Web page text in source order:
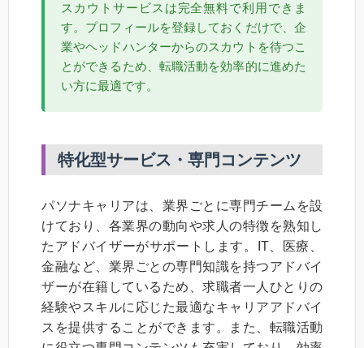
スカウトサービスは完全無料で利用できま
す。プロフィールを登録しておくだけで、企
業やヘッドハンターからのスカウトを待つこ
とができるため、転職活動を効率的に進めた
い方に最適です。
特化型サービス・専門コンテンツ
パソナキャリアは、業界ごとに専門チームを設
けており、各業界の動向や求人の特徴を熟知し
たアドバイザーがサポートします。IT、医療、
金融など、業界ごとの専門知識を持つアドバイ
ザーが在籍しているため、求職者一人ひとりの
経験やスキルに応じた最適なキャリアアドバイ
スを提供することができます。また、転職活動